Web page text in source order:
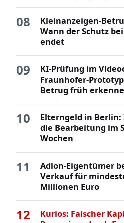
08
Kleinanzeigen-
Wann der Schutz
endet
09
KI-Prüfung im
Fraunhofer-
Betrug früh
10
Elterngeld in
die Bearbeitung im
Wochen
11
Adlon-Eigentümer
Verkauf für
Millionen Euro
12
Kurios: Falscher